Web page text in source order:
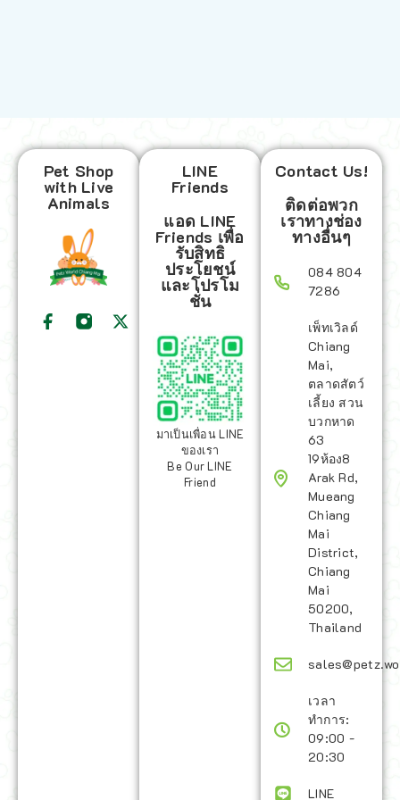
Pet Shop
with Live
Animals
LINE
Friends
แอด LINE
Friends เพื่อ
รับสิทธิ
ประโยชน์
และโปรโม
ชั่น
มาเป็นเพื่อน LINE
ของเรา
Be Our LINE
Friend
Contact Us!
ติดต่อพวก
เราทางช่อง
ทางอื่นๆ
084 804
7286
เพ็ทเวิลด์
Chiang
Mai,
ตลาดสัตว์
เลี้ยง สวน
บวกหาด
63
19ห้อง8
Arak Rd,
Mueang
Chiang
Mai
District,
Chiang
Mai
50200,
Thailand
เวลา
ทำการ:
09:00 -
20:30
LINE